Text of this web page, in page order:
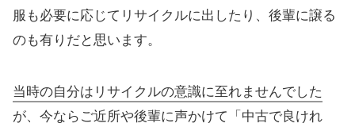
服も必要に応じてリサイクルに出したり、後輩に譲る
のも有りだと思います。
当時の自分はリサイクルの意識に至れませんでした
が、今ならご近所や後輩に声かけて「中古で良けれ